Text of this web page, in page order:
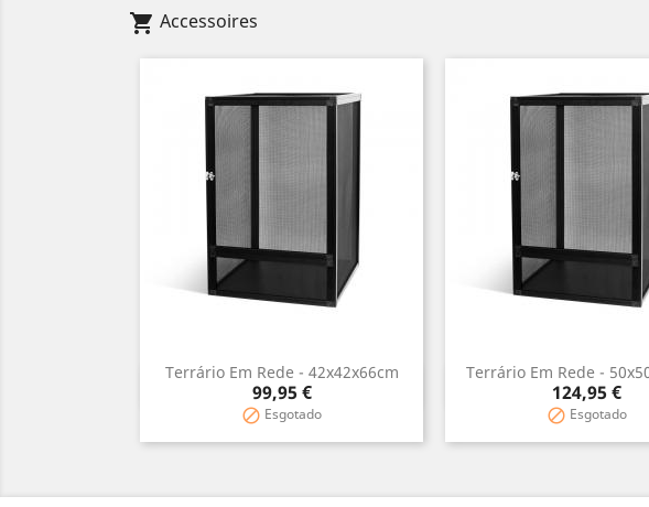
shopping_cart Accessoires
Terrário Em Rede - 42x42x66cm
Prix
99,95 €
 Esgotado
Aperçu rapide
Terrário Em Rede -
Prix
124,95 €
 Esgotado
Aperçu rapide